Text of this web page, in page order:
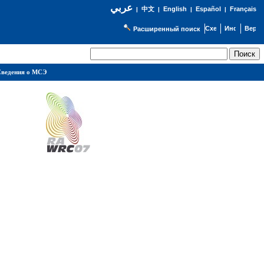
عربي| 中文| English | Español | Français
Расширенный поиск
о МСЭ